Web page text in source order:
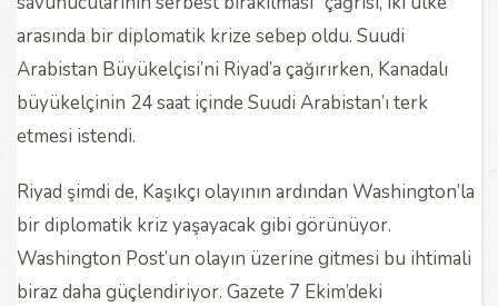
arasında bir diplomatik krize sebep oldu. Suudi
Arabistan Büyükelçisi’ni Riyad’a çağırırken, Kanadalı
büyükelçinin 24 saat içinde Suudi Arabistan’ı terk
etmesi istendi.
Riyad şimdi de, Kaşıkçı olayının ardından Washington’la
bir diplomatik kriz yaşayacak gibi görünüyor.
Washington Post’un olayın üzerine gitmesi bu ihtimali
biraz daha güçlendiriyor. Gazete 7 Ekim’deki